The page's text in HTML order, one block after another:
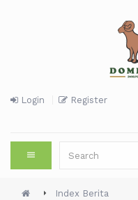
Login Register
Index Berita